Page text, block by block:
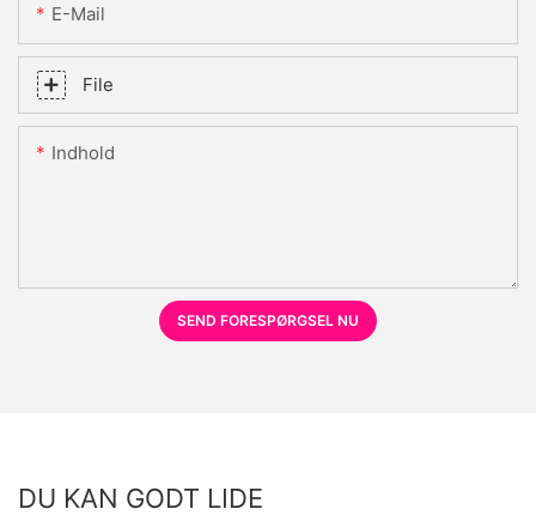
E-Mail
File
Indhold
SEND FORESPØRGSEL NU
DU KAN GODT LIDE